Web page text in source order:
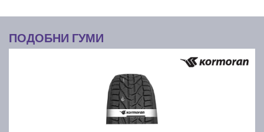
ПОДОБНИ ГУМИ